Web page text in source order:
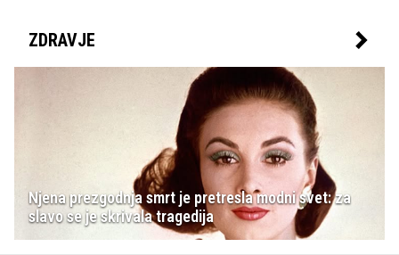
ZDRAVJE
Njena prezgodnja smrt je pretresla modni svet: za
slavo se je skrivala tragedija